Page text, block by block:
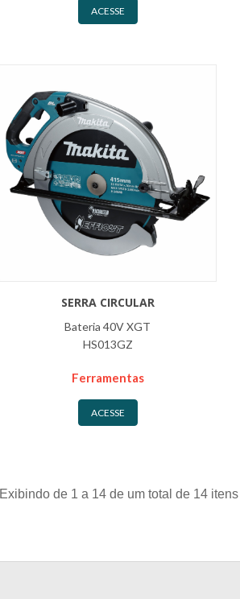
ACESSE
SERRA CIRCULAR
Bateria 40V XGT
HS013GZ
Ferramentas
ACESSE
Exibindo de 1 a 14 de um total de 14 itens